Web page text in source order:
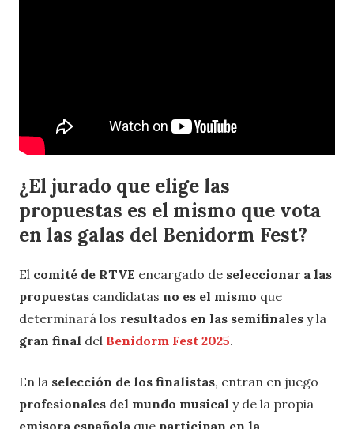
¿El jurado que elige las
propuestas es el mismo que vota
en las galas del Benidorm Fest?
El comité de RTVE encargado de seleccionar a las
propuestas candidatas no es el mismo que
determinará los resultados en las semifinales y la
gran final del Benidorm Fest 2025.
En la selección de los finalistas, entran en juego
profesionales del mundo musical y de la propia
emisora española que participan en la